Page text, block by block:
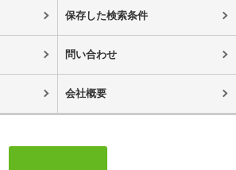
保存した検索条件
問い合わせ
会社概要